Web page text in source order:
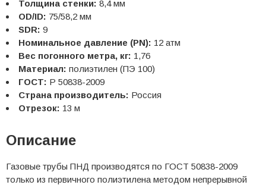
Толщина стенки: 8,4 мм
OD/ID: 75/58,2 мм
SDR: 9
Номинальное давление (PN): 12 атм
Вес погонного метра, кг: 1,76
Материал: полиэтилен (ПЭ 100)
ГОСТ: Р 50838-2009
Страна производитель: Россия
Отрезок: 13 м
Описание
Газовые трубы ПНД производятся по ГОСТ 50838-2009
только из первичного полиэтилена методом непрерывной